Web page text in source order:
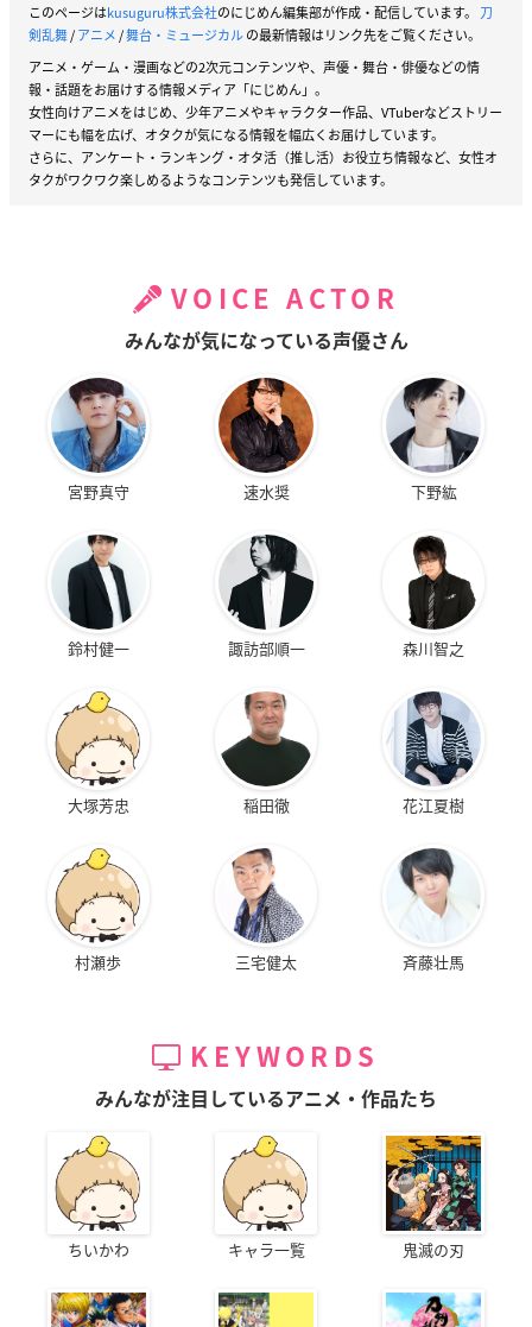
このページはkusuguru株式会社のにじめん編集部が作成・配信しています。 刀
剣乱舞/アニメ/舞台・ミュージカルの最新情報はリンク先をご覧ください。
アニメ・ゲーム・漫画などの2次元コンテンツや、声優・舞台・俳優などの情
報・話題をお届けする情報メディア「にじめん」。
女性向けアニメをはじめ、少年アニメやキャラクター作品、VTuberなどストリー
マーにも幅を広げ、オタクが気になる情報を幅広くお届けしています。
さらに、アンケート・ランキング・オタ活（推し活）お役立ち情報など、女性オ
タクがワクワク楽しめるようなコンテンツも発信しています。
VOICE ACTOR
みんなが気になっている声優さん
宮野真守 速水奨 下野紘
鈴村健一 諏訪部順一 森川智之
大塚芳忠 稲田徹 花江夏樹
村瀬歩 三宅健太 斉藤壮馬
KEYWORDS
みんなが注目しているアニメ・作品たち
ちいかわ キャラ一覧 鬼滅の刃